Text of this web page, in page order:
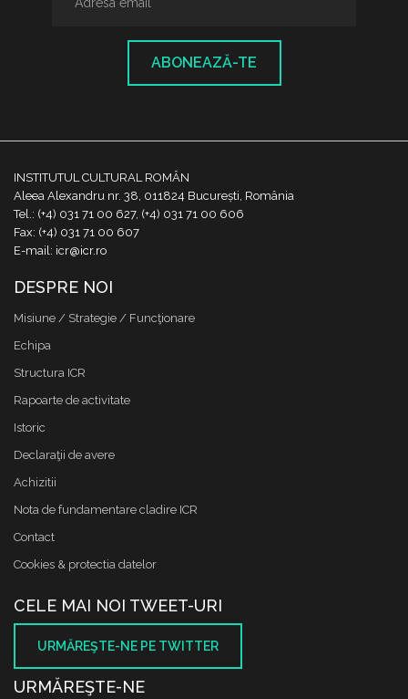
ABONEAZĂ-TE
INSTITUTUL CULTURAL ROMÂN
Aleea Alexandru nr. 38, 011824 București, România
Tel.: (+4) 031 71 00 627, (+4) 031 71 00 606
Fax: (+4) 031 71 00 607
E-mail: icr@icr.ro
DESPRE NOI
Misiune / Strategie / Funcţionare
Echipa
Structura ICR
Rapoarte de activitate
Istoric
Declaraţii de avere
Achizitii
Nota de fundamentare cladire ICR
Contact
Cookies & protectia datelor
CELE MAI NOI TWEET-URI
URMĂREŞTE-NE PE TWITTER
URMĂREŞTE-NE